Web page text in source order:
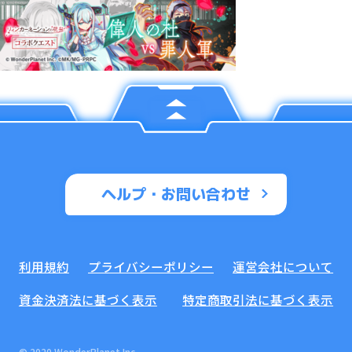
ヘルプ・お問い合わせ
利用規約 プライバシーポリシー
運営会社について
資金決済法に基づく表示
特定商取引法に基づく表示